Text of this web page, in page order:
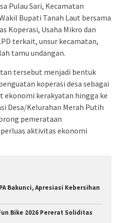
Pulau Sari, Kecamatan
Bupati Tanah Laut bersama
Koperasi, Usaha Mikro dan
terkait, unsur kecamatan,
tamu undangan.
tersebut menjadi bentuk
koperasi desa sebagai
ekonomi kerakyatan hingga ke
Desa/Kelurahan Merah Putih
pemerataan
aktivitas ekonomi
Bakunci, Apresiasi Kebersihan
Bike 2026 Pererat Soliditas